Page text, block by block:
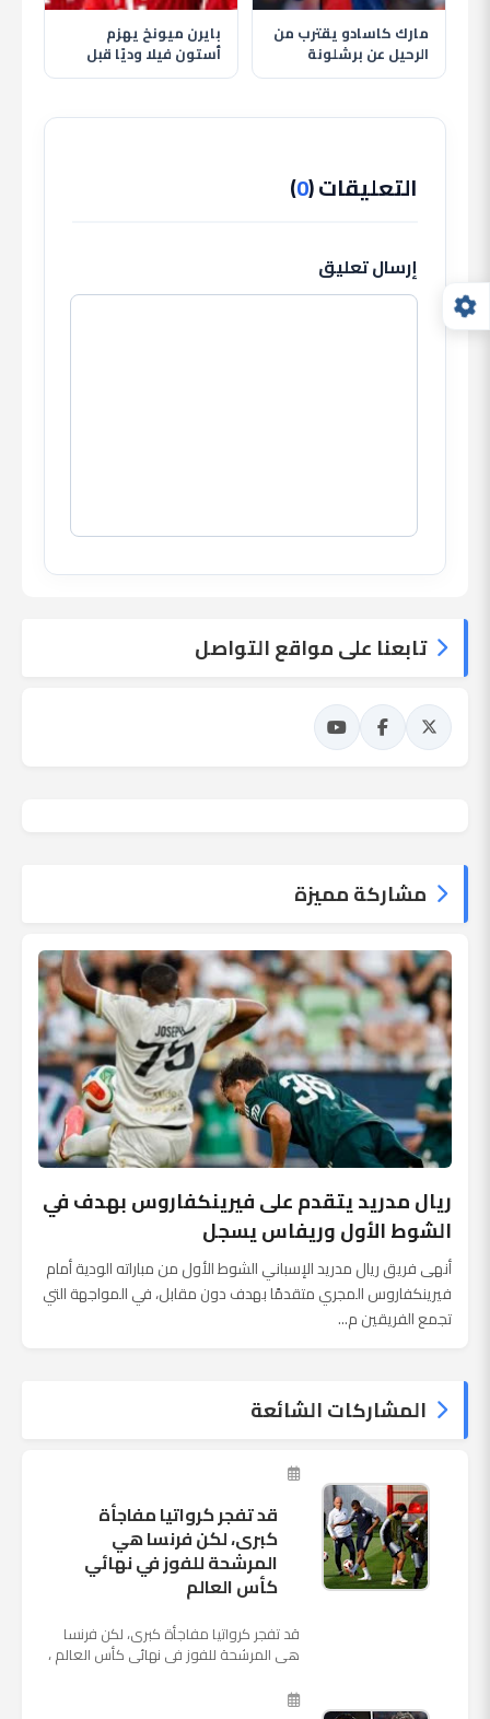
مارك كاسادو يقترب من
الرحيل عن برشلونة
والهلال يترقب حسم
بايرن ميونخ يهزم
أستون فيلا وديًا قبل
انطلاق الموسم الجديد
التعليقات (0
)
إرسال تعليق
تابعنا على مواقع التواصل
مشاركة مميزة
ريال مدريد يتقدم على فيرينكفاروس بهدف في
الشوط الأول وريفاس يسجل
أنهى فريق ريال مدريد الإسباني الشوط الأول من مباراته الودية أمام
فيرينكفاروس المجري متقدمًا بهدف دون مقابل، في المواجهة التي
تجمع الفريقين م...
المشاركات الشائعة
قد تفجر كرواتيا مفاجأة
كبرى، لكن فرنسا هي
المرشحة للفوز في نهائي
كأس العالم
قد تفجر كرواتيا مفاجأة كبرى، لكن فرنسا
هي المرشحة للفوز في نهائي كأس العالم ،
الروسية في يوم شديد الح...